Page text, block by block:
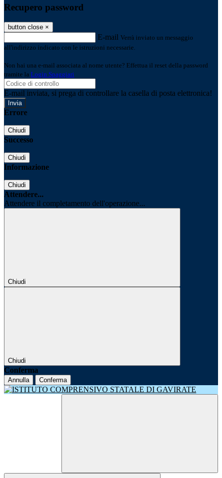
Recupero password
button close ×
E-mail Verrà inviato un messaggio
all'indirizzo indicato con le istruzioni necessarie.
Non hai una e-mail associata al nome utente? Effettua il reset della password
tramite la Login Spaggiari
E-mail inviata, si prega di controllare la casella di posta elettronica!
Errore
Chiudi
Successo
Chiudi
Informazione
Chiudi
Attendere...
Attendere il completamento dell'operazione...
Chiudi
Chiudi
Conferma
Annulla Conferma